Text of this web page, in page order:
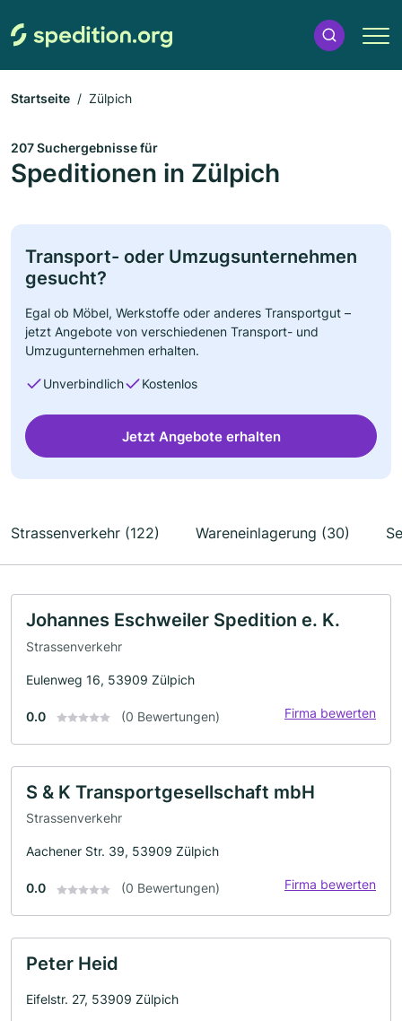
Startseite Zülpich
207 Suchergebnisse für
Speditionen in Zülpich
Transport- oder Umzugsunternehmen
gesucht?
Egal ob Möbel, Werkstoffe oder anderes Transportgut –
jetzt Angebote von verschiedenen Transport- und
Umzugunternehmen erhalten.
Unverbindlich Kostenlos
Jetzt Angebote erhalten
Strassenverkehr (122) Wareneinlagerung (30)
Johannes Eschweiler Spedition e. K.
Strassenverkehr
Eulenweg 16, 53909 Zülpich
0.0 (0 Bewertungen) Firma bewerten
S & K Transportgesellschaft mbH
Strassenverkehr
Aachener Str. 39, 53909 Zülpich
0.0 (0 Bewertungen) Firma bewerten
Peter Heid
Eifelstr. 27, 53909 Zülpich